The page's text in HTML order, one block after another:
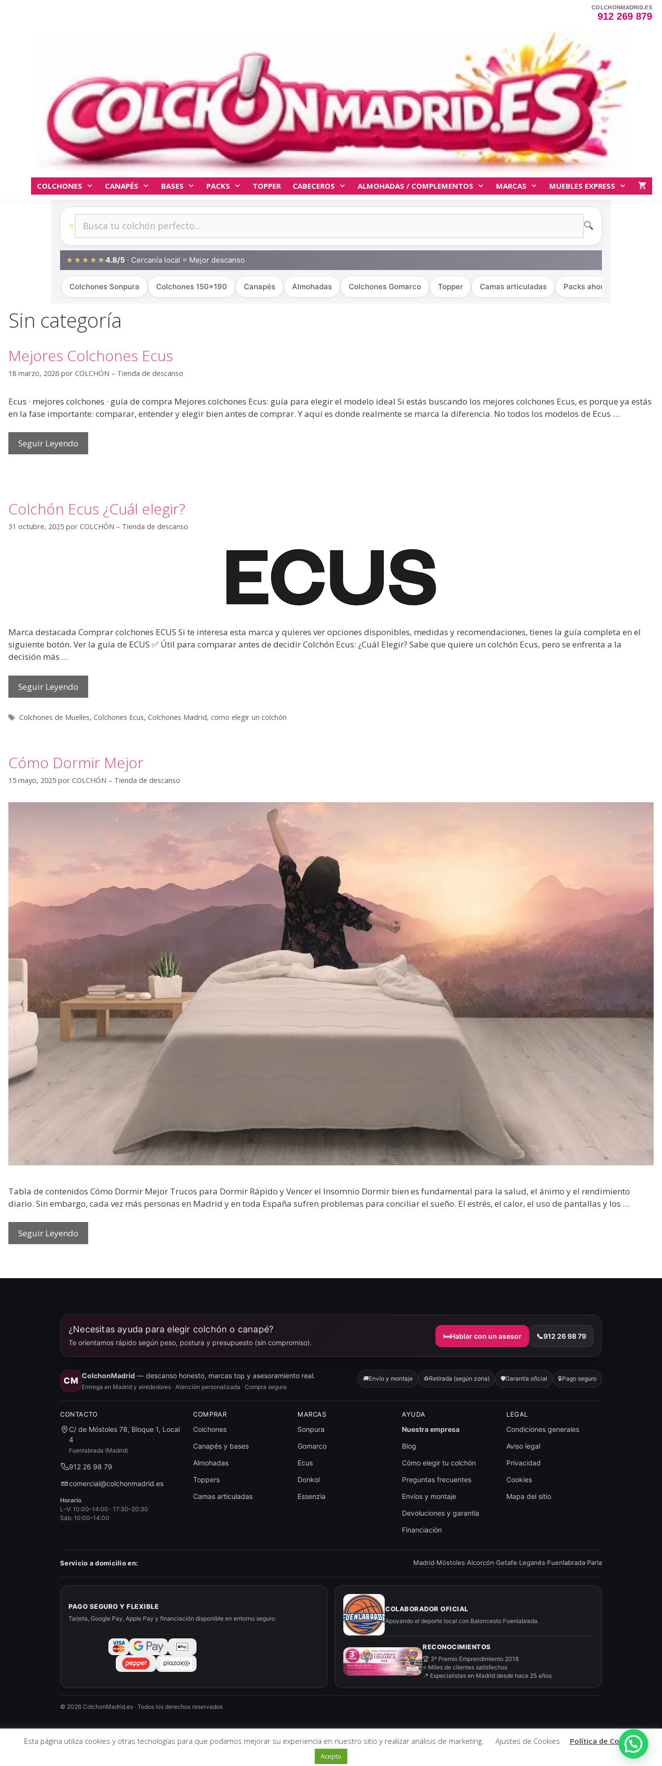
COLCHONMADRID.ES
912 269 879
COLCHONES CANAPÉS BASES PACKS TOPPER CABECEROS ALMOHADAS / COMPLEMENTOS MARCAS MUEBLES EXPRESS
⭐ 🔍
★★★★★4.8/5 · Cercanía local = Mejor descanso
Colchones Sonpura Colchones 150x190 Canapés Almohadas Colchones Gomarco Topper Camas articuladas Packs ahorro
Sin categoría
Mejores Colchones Ecus
18 marzo, 2026 por COLCHÓN – Tienda de descanso
Ecus · mejores colchones · guía de compra Mejores colchones Ecus: guía para elegir el modelo ideal Si estás buscando los mejores colchones Ecus, es porque ya estás
en la fase importante: comparar, entender y elegir bien antes de comprar. Y aquí es donde realmente se marca la diferencia. No todos los modelos de Ecus …
Seguir Leyendo
Colchón Ecus ¿Cuál elegir?
31 octubre, 2025 por COLCHÓN – Tienda de descanso
Marca destacada Comprar colchones ECUS Si te interesa esta marca y quieres ver opciones disponibles, medidas y recomendaciones, tienes la guía completa en el
siguiente botón. Ver la guía de ECUS ✅ Útil para comparar antes de decidir Colchón Ecus: ¿Cuál Elegir? Sabe que quiere un colchón Ecus, pero se enfrenta a la
decisión más …
Seguir Leyendo
Etiquetas
Colchones de Muelles, Colchones Ecus, Colchones Madrid, como elegir un colchón
Cómo Dormir Mejor
15 mayo, 2025 por COLCHÓN – Tienda de descanso
Tabla de contenidos Cómo Dormir Mejor Trucos para Dormir Rápido y Vencer el Insomnio Dormir bien es fundamental para la salud, el ánimo y el rendimiento
diario. Sin embargo, cada vez más personas en Madrid y en toda España sufren problemas para conciliar el sueño. El estrés, el calor, el uso de pantallas y los …
Seguir Leyendo
¿Necesitas ayuda para elegir colchón o canapé?
Te orientamos rápido según peso, postura y presupuesto (sin compromiso).
🛏️Hablar con un asesor 📞912 26 98 79
CM
ColchonMadrid — descanso honesto, marcas top y asesoramiento real.
Entrega en Madrid y alrededores · Atención personalizada · Compra segura
🚚Envío y montaje ♻️Retirada (según zona) 🛡️Garantía oficial 🔒Pago seguro
CONTACTO
C/ de Móstoles 78, Bloque 1, Local
4
Fuenlabrada (Madrid)
912 26 98 79
comercial@colchonmadrid.es
Horario
L–V: 10:00–14:00 · 17:30–20:30
Sáb: 10:00–14:00
COMPRAR
Colchones
Canapés y bases
Almohadas
Toppers
Camas articuladas
MARCAS
Sonpura
Gomarco
Ecus
Donkol
Essenzia
AYUDA
Nuestra empresa
Blog
Cómo elegir tu colchón
Preguntas frecuentes
Envíos y montaje
Devoluciones y garantía
Financiación
LEGAL
Condiciones generales
Aviso legal
Privacidad
Cookies
Mapa del sitio
Servicio a domicilio en: Madrid·Móstoles·Alcorcón·Getafe·Leganés·Fuenlabrada·Parla
PAGO SEGURO Y FLEXIBLE
Tarjeta, Google Pay, Apple Pay y financiación disponible en entorno seguro.
COLABORADOR OFICIAL
Apoyando el deporte local con Baloncesto Fuenlabrada.
RECONOCIMIENTOS
🏆 3º Premio Emprendimiento 2018
⭐ Miles de clientes satisfechos
📍 Especialistas en Madrid desde hace 25 años
© 2026 ColchonMadrid.es · Todos los derechos reservados
2026 - Colchón Tienda de descanso Fuenlabrada (Madrid) - Colchones Fuenlabrada - Compra tu colchón con el mejor asesoramiento.
Esta página utiliza cookies y otras tecnologías para que podamos mejorar su experiencia en nuestro sitio y realizar análisis de marketing. Ajustes de Cookies Política de Cookies
Acepto